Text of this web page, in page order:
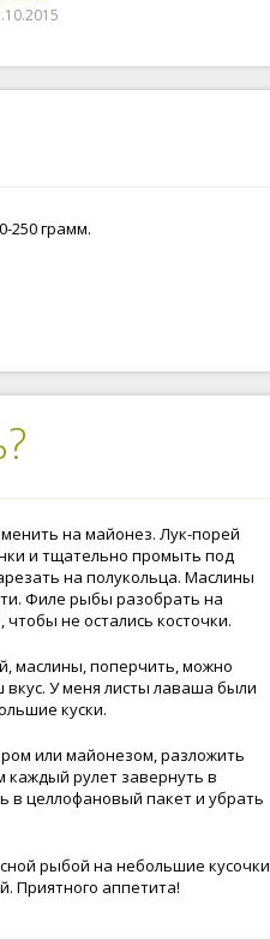
250 грамм.
на майонез. Лук-порей
и тщательно промыть под
на полукольца. Маслины
Филе рыбы разобрать на
не остались косточки.
маслины, поперчить, можно
вкус. У меня листы лаваша были
куски.
или майонезом, разложить
каждый рулет завернуть в
в целлофановый пакет и убрать
рыбой на небольшие кусочки
Приятного аппетита!